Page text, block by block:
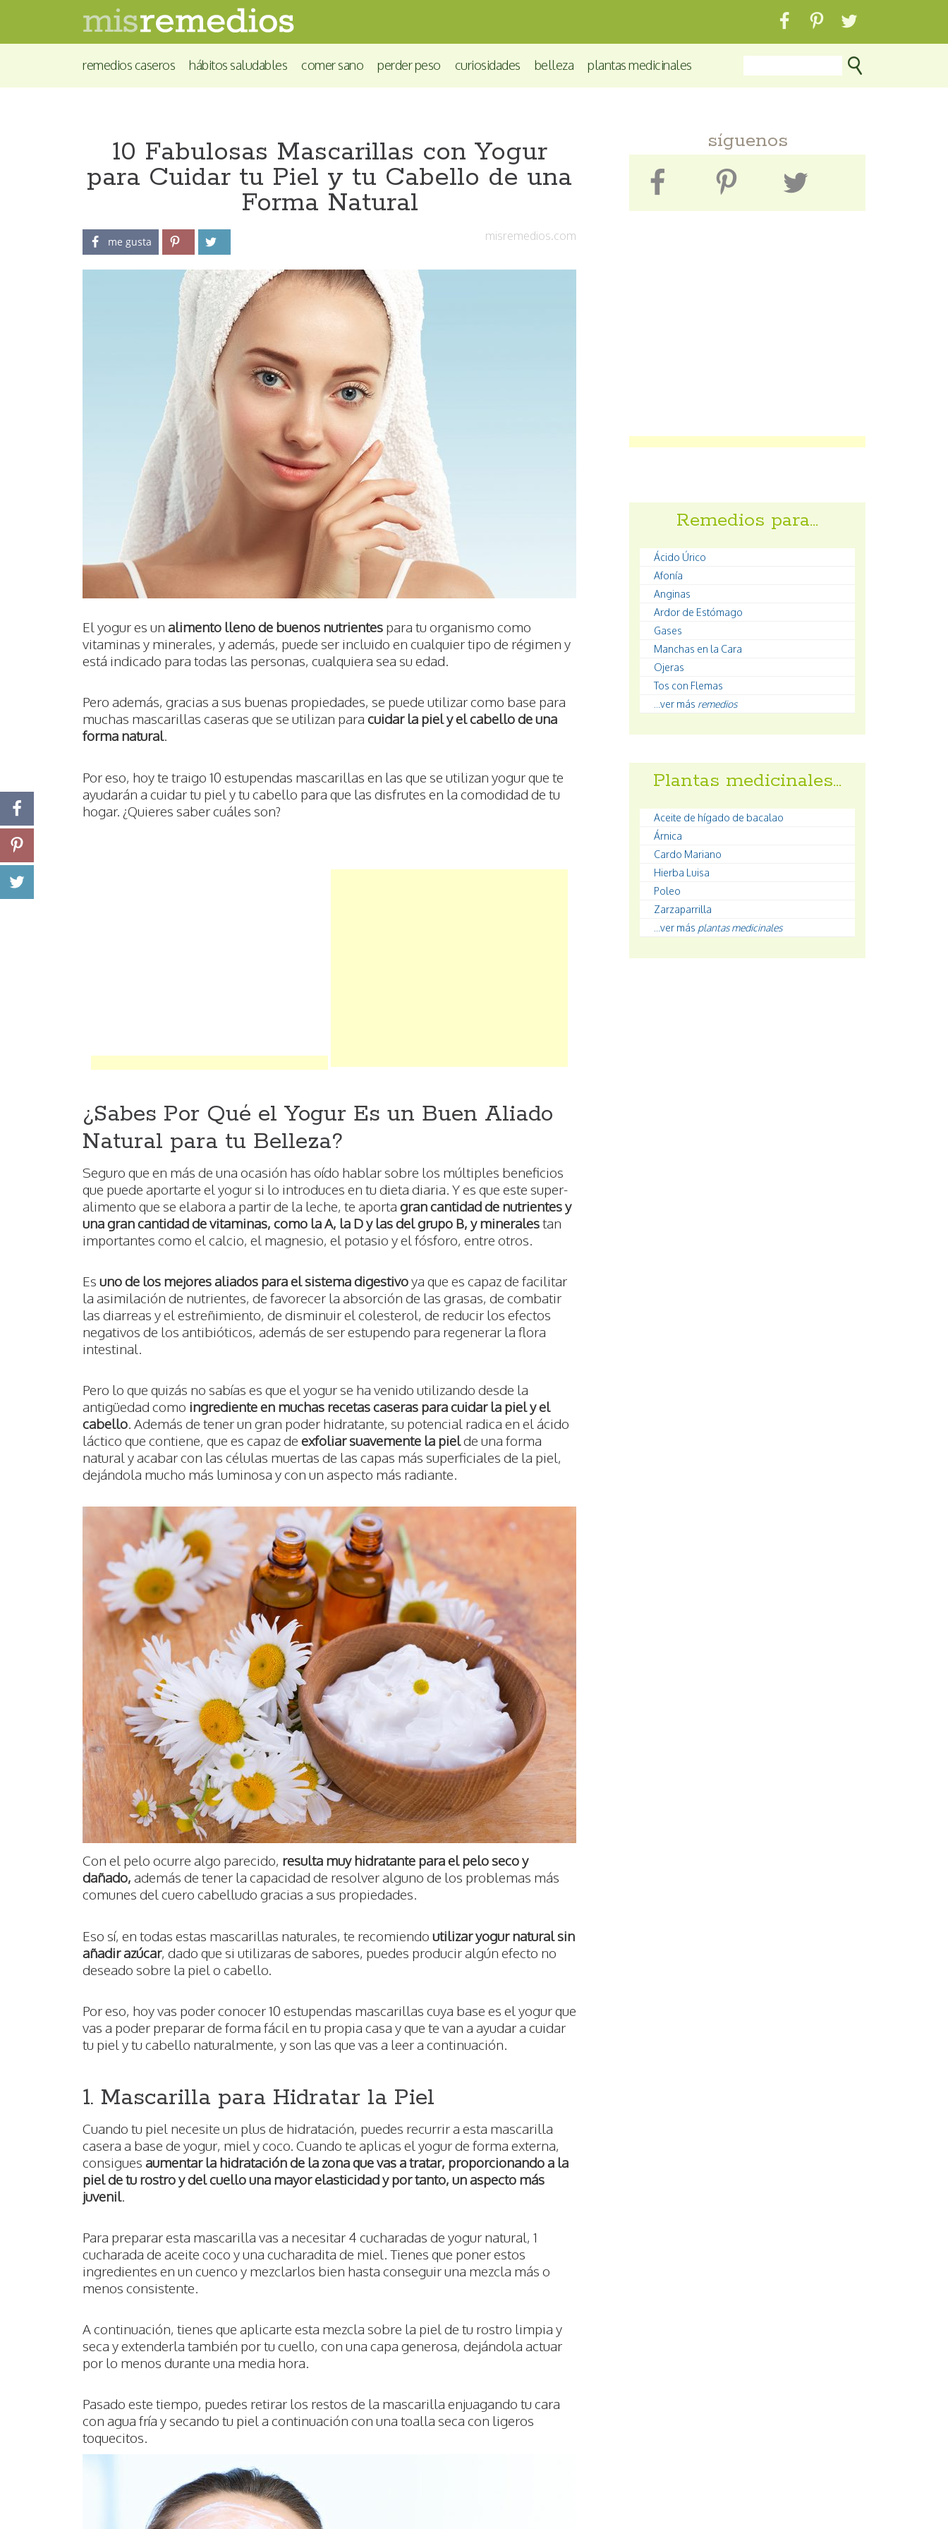
remedios caseros hábitos saludables comer sano perder peso curiosidades belleza plantas medicinales
10 Fabulosas Mascarillas con Yogur
para Cuidar tu Piel y tu Cabello de una
Forma Natural
misremedios.com
me gusta
El yogur es un alimento lleno de buenos nutrientes para tu organismo como
vitaminas y minerales, y además, puede ser incluido en cualquier tipo de régimen y
está indicado para todas las personas, cualquiera sea su edad.
Pero además, gracias a sus buenas propiedades, se puede utilizar como base para
muchas mascarillas caseras que se utilizan para cuidar la piel y el cabello de una
forma natural.
Por eso, hoy te traigo 10 estupendas mascarillas en las que se utilizan yogur que te
ayudarán a cuidar tu piel y tu cabello para que las disfrutes en la comodidad de tu
hogar. ¿Quieres saber cuáles son?
¿Sabes Por Qué el Yogur Es un Buen Aliado
Natural para tu Belleza?
Seguro que en más de una ocasión has oído hablar sobre los múltiples beneficios
que puede aportarte el yogur si lo introduces en tu dieta diaria. Y es que este super-
alimento que se elabora a partir de la leche, te aporta gran cantidad de nutrientes y
una gran cantidad de vitaminas, como la A, la D y las del grupo B, y mineralestan
importantes como el calcio, el magnesio, el potasio y el fósforo, entre otros.
Es uno de los mejores aliados para el sistema digestivoya que es capaz de facilitar
la asimilación de nutrientes, de favorecer la absorción de las grasas, de combatir
las diarreas y el estreñimiento, de disminuir el colesterol, de reducir los efectos
negativos de los antibióticos, además de ser estupendo para regenerar la flora
intestinal.
Pero lo que quizás no sabías es que el yogur se ha venido utilizando desde la
antigüedad como ingrediente en muchas recetas caseras para cuidar la piel y el
cabello. Además de tener un gran poder hidratante, su potencial radica en el ácido
láctico que contiene, que es capaz de exfoliar suavemente la pielde una forma
natural y acabar con las células muertas de las capas más superficiales de la piel,
dejándola mucho más luminosa y con un aspecto más radiante.
Con el pelo ocurre algo parecido, resulta muy hidratante para el pelo seco y
dañado, además de tener la capacidad de resolver alguno de los problemas más
comunes del cuero cabelludo gracias a sus propiedades.
Eso sí, en todas estas mascarillas naturales, te recomiendo utilizar yogur natural sin
añadir azúcar, dado que si utilizaras de sabores, puedes producir algún efecto no
deseado sobre la piel o cabello.
Por eso, hoy vas poder conocer 10 estupendas mascarillas cuya base es el yogur que
vas a poder preparar de forma fácil en tu propia casa y que te van a ayudar a cuidar
tu piel y tu cabello naturalmente, y son las que vas a leer a continuación.
1. Mascarilla para Hidratar la Piel
Cuando tu piel necesite un plus de hidratación, puedes recurrir a esta mascarilla
casera a base de yogur, miel y coco. Cuando te aplicas el yogur de forma externa,
consigues aumentar la hidratación de la zona que vas a tratar, proporcionando a la
piel de tu rostro y del cuello una mayor elasticidad y por tanto, un aspecto más
juvenil
Para preparar esta mascarilla vas a necesitar 4 cucharadas de yogur natural, 1
cucharada de aceite coco y una cucharadita de miel. Tienes que poner estos
ingredientes en un cuenco y mezclarlos bien hasta conseguir una mezcla más o
menos consistente.
A continuación, tienes que aplicarte esta mezcla sobre la piel de tu rostro limpia y
seca y extenderla también por tu cuello, con una capa generosa, dejándola actuar
por lo menos durante una media hora.
Pasado este tiempo, puedes retirar los restos de la mascarilla enjuagando tu cara
con agua fría y secando tu piel a continuación con una toalla seca con ligeros
toquecitos.
síguenos
Remedios para…
Ácido Úrico
Afonía
Anginas
Ardor de Estómago
Gases
Manchas en la Cara
Ojeras
Tos con Flemas
...ver más remedios
Plantas medicinales…
Aceite de hígado de bacalao
Árnica
Cardo Mariano
Hierba Luisa
Poleo
Zarzaparrilla
...ver más plantas medicinales